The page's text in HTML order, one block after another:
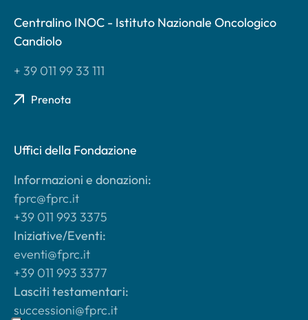
Centralino INOC - Istituto Nazionale Oncologico
Candiolo
+ 39 011 99 33 111
Prenota
Uffici della Fondazione
Informazioni e donazioni:
fprc@fprc.it
+39 011 993 3375
Iniziative/Eventi:
eventi@fprc.it
+39 011 993 3377
Lasciti testamentari:
successioni@fprc.it